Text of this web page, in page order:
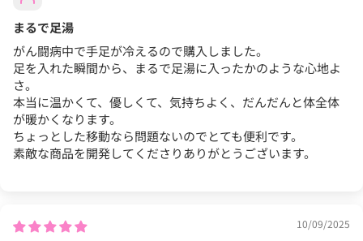
まるで足湯
がん闘病中で手足が冷えるので購入しました。
足を入れた瞬間から、まるで足湯に入ったかのような心地よ
さ。
本当に温かくて、優しくて、気持ちよく、だんだんと体全体
が暖かくなります。
ちょっとした移動なら問題ないのでとても便利です。
素敵な商品を開発してくださりありがとうございます。
10/09/2025